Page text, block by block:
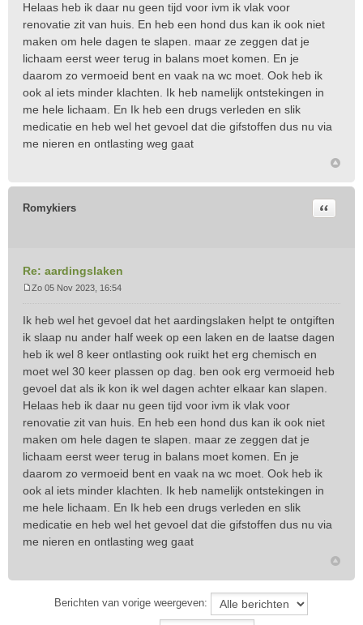
Helaas heb ik daar nu geen tijd voor ivm ik vlak voor
renovatie zit van huis. En heb een hond dus kan ik ook niet
maken om hele dagen te slapen. maar ze zeggen dat je
lichaam eerst weer terug in balans moet komen. En je
daarom zo vermoeid bent en vaak na wc moet. Ook heb ik
ook al iets minder klachten. Ik heb namelijk ontstekingen in
me hele lichaam. En Ik heb een drugs verleden en slik
medicatie en heb wel het gevoel dat die gifstoffen dus nu via
me nieren en ontlasting weg gaat
Romykiers
Re: aardingslaken
Citeer
c
h
t
Zo 05 Nov 2023, 16:54
Ik heb wel het gevoel dat het aardingslaken helpt te ontgiften
ik slaap nu ander half week op een laken en de laatse dagen
heb ik wel 8 keer ontlasting ook ruikt het erg chemisch en
moet wel 30 keer plassen op dag. ben ook erg vermoeid heb
gevoel dat als ik kon ik wel dagen achter elkaar kan slapen.
Helaas heb ik daar nu geen tijd voor ivm ik vlak voor
renovatie zit van huis. En heb een hond dus kan ik ook niet
maken om hele dagen te slapen. maar ze zeggen dat je
lichaam eerst weer terug in balans moet komen. En je
daarom zo vermoeid bent en vaak na wc moet. Ook heb ik
ook al iets minder klachten. Ik heb namelijk ontstekingen in
me hele lichaam. En Ik heb een drugs verleden en slik
medicatie en heb wel het gevoel dat die gifstoffen dus nu via
me nieren en ontlasting weg gaat
Berichten van vorige weergeven: